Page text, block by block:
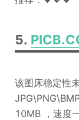
5.
该图床稳定性
10MB ，速度